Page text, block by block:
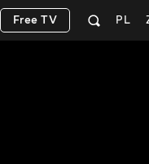
PL
Free TV